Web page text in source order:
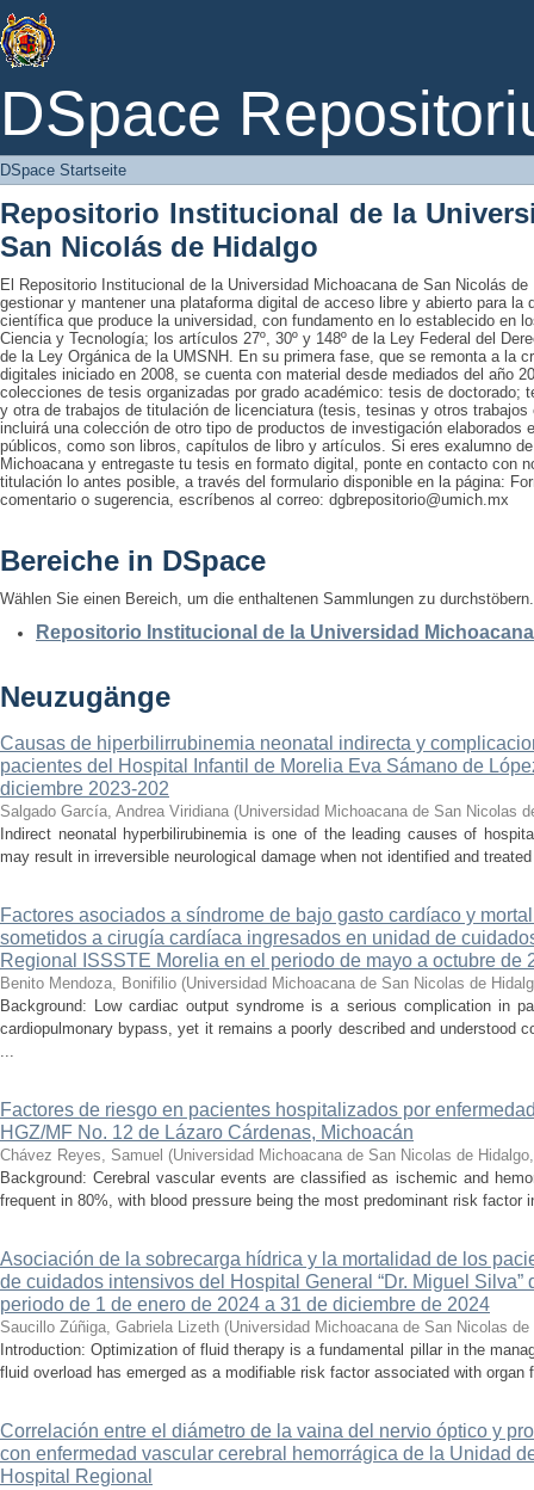
DSpace
DSpace Startseite
DSpace Startseite
Repositorio Institucional de la
San Nicolás de Hidalgo
El Repositorio Institucional de la Universidad Michoacana de San Nicolás
gestionar y mantener una plataforma digital de acceso libre y abierto para la
científica que produce la universidad, con fundamento en lo establecido en
Ciencia y Tecnología; los artículos 27º, 30º y 148º de la Ley Federal del
de la Ley Orgánica de la UMSNH. En su primera fase, que se remonta a la
digitales iniciado en 2008, se cuenta con material desde mediados del año
colecciones de tesis organizadas por grado académico: tesis de doctorado;
y otra de trabajos de titulación de licenciatura (tesis, tesinas y otros
incluirá una colección de otro tipo de productos de investigación elaborados
públicos, como son libros, capítulos de libro y artículos. Si eres exalumno
Michoacana y entregaste tu tesis en formato digital, ponte en contacto con
titulación lo antes posible, a través del formulario disponible en la página:
comentario o sugerencia, escríbenos al correo: dgbrepositorio@umich.mx
Bereiche in DSpace
Wählen Sie einen Bereich, um die enthaltenen Sammlungen zu durchstöbern.
Repositorio Institucional de la Universidad
Neuzugänge
Causas de hiperbilirrubinemia neonatal indirecta y
pacientes del Hospital Infantil de Morelia Eva Sámano de
diciembre 2023-202
Salgado García, Andrea Viridiana (Universidad Michoacana de San Nicolas
Indirect neonatal hyperbilirubinemia is one of the leading causes of
may result in irreversible neurological damage when not identified and
Factores asociados a síndrome de bajo gasto cardíaco y
sometidos a cirugía cardíaca ingresados en unidad de
Regional ISSSTE Morelia en el periodo de mayo a octubre de
Benito Mendoza, Bonifilio (Universidad Michoacana de San Nicolas de
Background: Low cardiac output syndrome is a serious complication in
cardiopulmonary bypass, yet it remains a poorly described and understood
...
Factores de riesgo en pacientes hospitalizados por
HGZ/MF No. 12 de Lázaro Cárdenas, Michoacán
Chávez Reyes, Samuel (Universidad Michoacana de San Nicolas de Hidalgo
Background: Cerebral vascular events are classified as ischemic and
frequent in 80%, with blood pressure being the most predominant risk factor
Asociación de la sobrecarga hídrica y la mortalidad de los
de cuidados intensivos del Hospital General “Dr. Miguel
periodo de 1 de enero de 2024 a 31 de diciembre de 2024
Saucillo Zúñiga, Gabriela Lizeth (Universidad Michoacana de San Nicolas de
Introduction: Optimization of fluid therapy is a fundamental pillar in the
fluid overload has emerged as a modifiable risk factor associated with organ
Correlación entre el diámetro de la vaina del nervio óptico y
con enfermedad vascular cerebral hemorrágica de la Unidad
Hospital Regional